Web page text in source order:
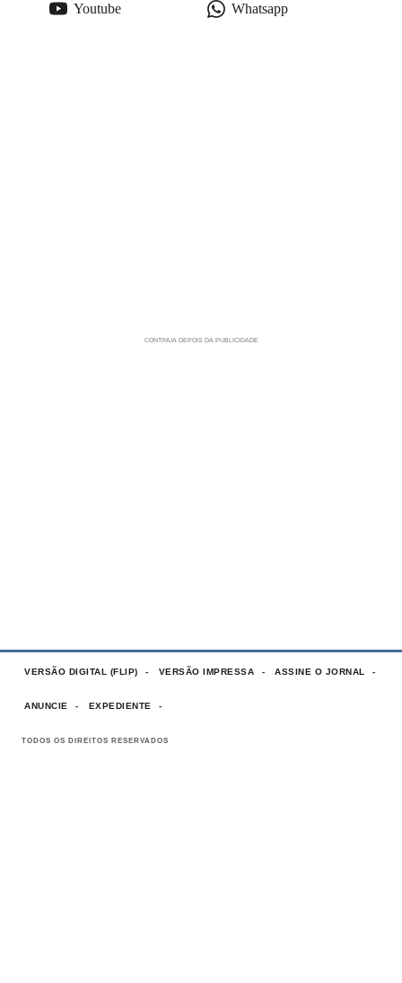
Youtube Whatsapp
VERSÃO DIGITAL (FLIP) VERSÃO IMPRESSA ASSINE O JORNAL
ANUNCIE EXPEDIENTE
TODOS OS DIREITOS RESERVADOS